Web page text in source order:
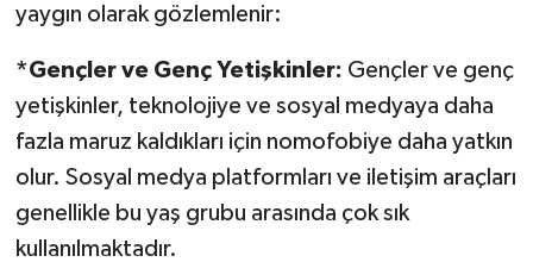
yaygın olarak gözlemlenir:
*Gençler ve Genç Yetişkinler: Gençler ve genç
yetişkinler, teknolojiye ve sosyal medyaya daha
fazla maruz kaldıkları için nomofobiye daha yatkın
olur. Sosyal medya platformları ve iletişim araçları
genellikle bu yaş grubu arasında çok sık
kullanılmaktadır.